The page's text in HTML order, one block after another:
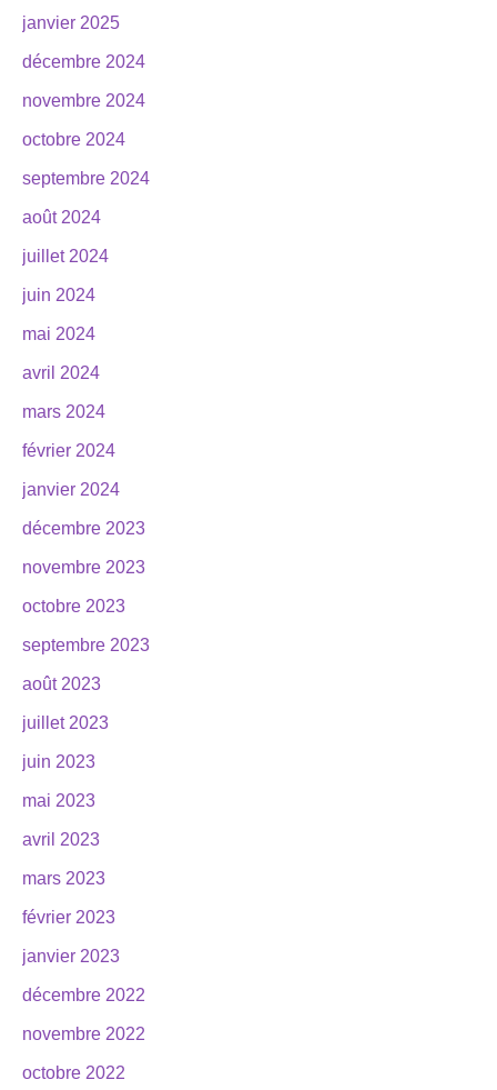
janvier 2025
décembre 2024
novembre 2024
octobre 2024
septembre 2024
août 2024
juillet 2024
juin 2024
mai 2024
avril 2024
mars 2024
février 2024
janvier 2024
décembre 2023
novembre 2023
octobre 2023
septembre 2023
août 2023
juillet 2023
juin 2023
mai 2023
avril 2023
mars 2023
février 2023
janvier 2023
décembre 2022
novembre 2022
octobre 2022